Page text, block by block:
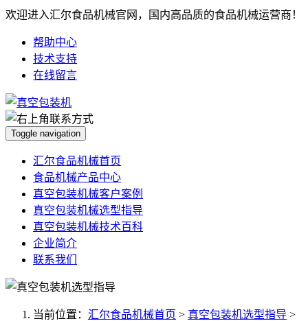
欢迎进入汇尔食品机械官网，国内高品质的食品机械运营商！
帮助中心
技术支持
在线留言
Toggle navigation
汇尔食品机械首页
食品机械产品中心
真空包装机械客户案例
真空包装机械选型指导
真空包装机械技术百科
企业简介
联系我们
当前位置： 汇尔食品机械首页 > 真空包装机选型指导 >